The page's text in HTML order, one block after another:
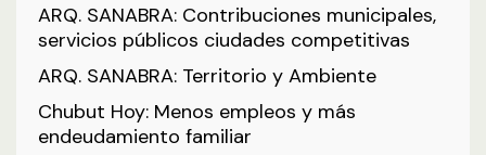
ARQ. SANABRA: Contribuciones municipales,
servicios públicos ciudades competitivas
ARQ. SANABRA: Territorio y Ambiente
Chubut Hoy: Menos empleos y más
endeudamiento familiar